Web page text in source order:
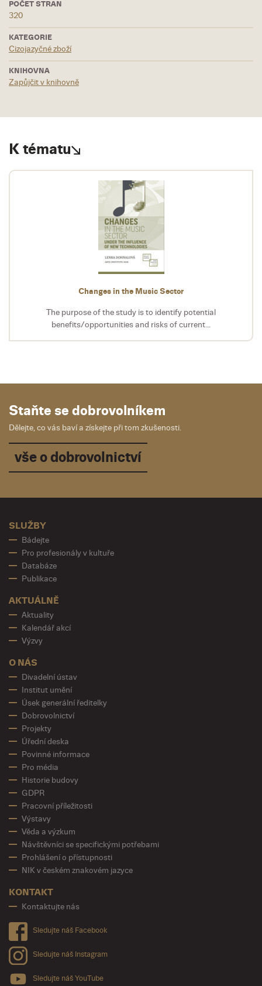
POČET STRAN
320
KATEGORIE
Cizojazyčné zboží
KNIHOVNA
Zapůjčit v knihovně
K tématu
Changes in the Music Sector
The purpose of the study is to identify potential
benefits/opportunities and risks of current...
Staňte se dobrovolníkem
Dělejte, co vás baví a získejte při tom zkušenosti.
vše o dobrovolnictví
SLUŽBY
Bádejte
Pro profesionály v kultuře
Databáze
Publikace
AKTUÁLNĚ
Aktuality
Kalendář akcí
Výzvy
O NÁS
Divadelní ústav
Institut umění
Úsek generální ředitelky
Dobrovolnictví
Projekty
Úřední deska
Povinné informace
Pro média
Historie budovy
GDPR
Pracovní příležitosti
Výstavy
Věda a výzkum
Návštěvníci se specifickými potřebami
Prohlášení o přístupnosti
NIK v českém znakovém jazyce
KONTAKT
Kontaktujte nás
Sledujte náš Facebook
Sledujte náš Instagram
Sledujte náš YouTube